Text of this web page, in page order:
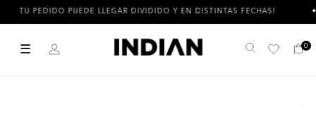
TU PEDIDO PUEDE LLEGAR DIVIDIDO Y EN DISTINTAS FECHAS!
☰ Buscar 0